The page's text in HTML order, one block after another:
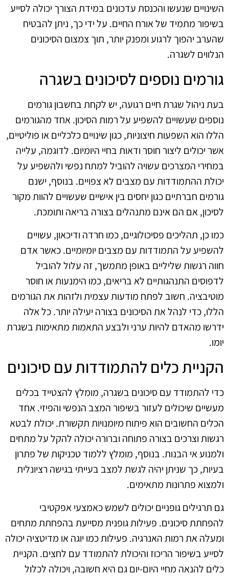
השינויים שנעשו והכנסת עדכונים במידת הצורך יכולה לסייע
בשיפור מתמיד של אורח החיים. על ידי כך, ניתן להבטיח
שהערב יהפוך לרגוע ומפנק יותר, תוך צמצום הסיכונים
הנלווים לשגרה.
גורמים נוספים לסיכונים בשגרה
בעת ניהול שגרת חיים רגועה, יש לקחת בחשבון גורמים
נוספים שעשויים להשפיע על רמות הסיכון. אחד מהגורמים
הללו הוא השפעות חיצוניות, כגון שינויים כלכליים או פוליטיים,
אשר יכולים ליצור חוסר ודאות בחיי היומיום. לדוגמה, עלייה
במחירי המצרכים עשויה להוביל למתח נפשי ולהשפיע על
יכולת ההתמודדות עם מצבים לא צפויים. בנוסף, ישנם
גורמים חברתיים כגון יחסים בין אישיים שעשויים להוות מקור
לסיכון, אם הם אינם מתנהלים בצורה בריאה ותומכת.
כמו כן, תהליכים פסיכולוגיים, כמו חרדה ודיכאון, עשויים
להשפיע על התמודדות עם מצבים יומיומיים. כאשר אדם
חווה רגשות שליליים באופן מתמשך, זה עלול להוביל
לדפוסים התנהגותיים לא בריאים, כמו הימנעות או חוסר
מוטיבציה. חשוב לפתח מודעות עצמית ולזהות את הגורמים
הללו, כדי לנהל את הסיכונים בצורה יעילה יותר. כל אלה
ידרשו מהאדם להיות ערני ולבצע התאמות מתאימות בשגרת
יומו.
הקניית כלים להתמודדות עם סיכונים
כדי להתמודד עם סיכונים בשגרה, מומלץ להצטייד בכלים
מעשיים שיכולים לעזור בשיפור המצב הנפשי והפיזי. אחד
הכלים החשובים הוא פיתוח מיומנויות תקשורת. יכולת לבטא
רגשות וצרכים בצורה פתוחה וברורה יכולה להקל על מתחים
ולמנוע אי הבנות. בנוסף, מומלץ ללמוד טכניקות של פתרון
בעיות, כך שניתן יהיה לגשת למצב בעייתי בגישה רציונלית
ולמצוא פתרונות מתאימים.
גם תרגילים גופניים יכולים לשמש כאמצעי אפקטיבי
להפחתת סיכונים. פעילות גופנית מסייעת בהפחתת מתחים
ומעלה את רמות האנרגיה. פעילות כמו יוגה או מדיטציה יכולה
לסייע בשיפור הריכוז והיכולת להתמודד עם לחצים. הקניית
כלים להנאה מחיי היום-יום גם היא חשובה, ויכולה לכלול